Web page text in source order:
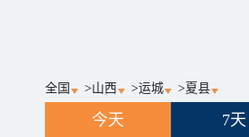
全国 >山西 >运城 >夏县
今天 7天